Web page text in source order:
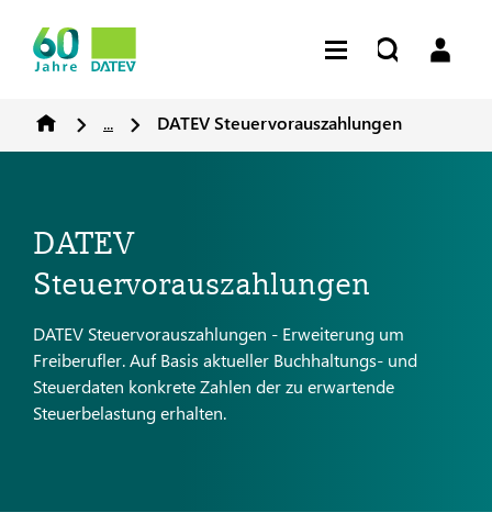
... DATEV Steuervorauszahlungen
DATEV
Steuervorauszahlungen
DATEV Steuervorauszahlungen - Erweiterung um
Freiberufler. Auf Basis aktueller Buchhaltungs- und
Steuerdaten konkrete Zahlen der zu erwartende
Steuerbelastung erhalten.